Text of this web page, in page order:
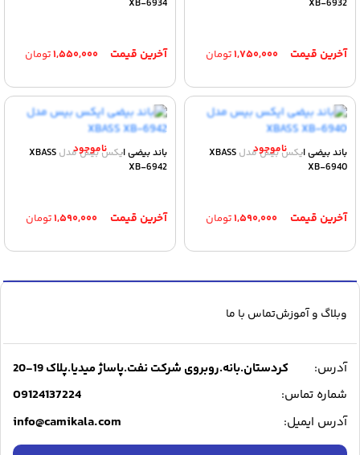
XB-6932
۱,۷۵۰,۰۰۰تومان
XB-6934
۱,۵۵۰,۰۰۰تومان
باند بیضی ایکس بیس مدل XBASS
XB-6940
۱,۵۹۰,۰۰۰تومان
باند بیضی ایکس بیس مدل XBASS
XB-6942
۱,۵۹۰,۰۰۰تومان
وبلاگ و آموزشتماس با ما
آدرس:
کردستان.بانه.روبروی شرکت نفت.پاساژ میدیا.پلاک 19-20
شماره تماس:
09124137224
آدرس ایمیل: info@camikala.com